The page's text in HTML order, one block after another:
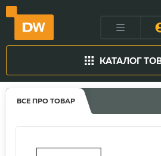
КАТАЛОГ
ВСЕ ПРО ТОВАР